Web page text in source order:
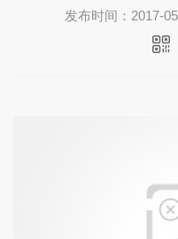
发布时间：2017-